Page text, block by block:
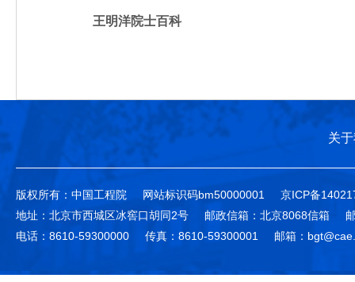
王明洋院士百科
关
版权所有：中国工程院 网站标识码bm50000001
京ICP备
地址：北京市西城区冰窖口胡同2号
邮政信箱：北京8068信箱
电话：8610-59300000
传真：8610-59300001 邮箱：